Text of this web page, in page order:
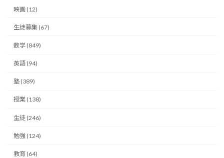
映画 (12)
生徒募集 (67)
数学 (849)
英語 (94)
塾 (389)
授業 (138)
生徒 (246)
勉強 (124)
教育 (64)